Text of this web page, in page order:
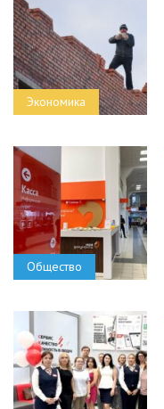
Экономика
Общество